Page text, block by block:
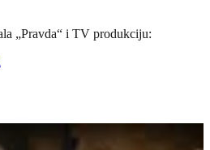
„Pravda“ i TV produkciju: